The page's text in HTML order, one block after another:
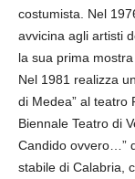
costumista. Nel
avvicina agli artisti
la sua prima
Nel 1981 realizza
di Medea” al teatro
Biennale Teatro di
Candido ovvero…”
stabile di Calabria,